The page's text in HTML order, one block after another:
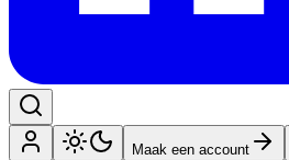
Maak een account